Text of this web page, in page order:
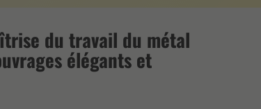
du travail du métal
élégants et